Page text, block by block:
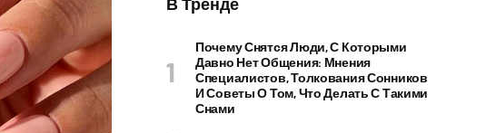
Почему Снятся Люди, С Которыми
Давно Нет Общения: Мнения
Специалистов, Толкования Сонников
И Советы О Том, Что Делать С Такими
Снами